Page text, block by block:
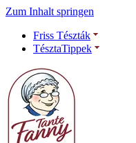
Zum Inhalt springen
Friss Tészták
TésztaTippek